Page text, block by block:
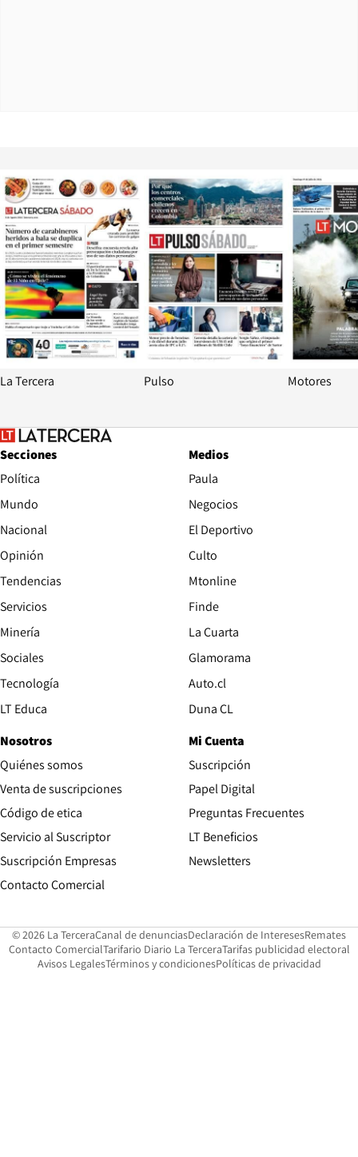
Opens in new window
La Tercera
Opens in
Pulso Motores
Secciones
Política
Mundo
Nacional
Opinión
Tendencias
Servicios
Minería
Sociales
Tecnología
LT Educa
Medios
Paula
Negocios
El Deportivo
Culto
Mtonline
Finde
La Cuarta
Glamorama
Auto.cl
Duna CL
Nosotros
Quiénes somos
Venta de suscripciones
Código de etica Opens in new window
Servicio al Suscriptor
Suscripción Empresas
Contacto Comercial
Mi Cuenta
Suscripción
Papel Digital
Preguntas Frecuentes
LT Beneficios
Newsletters
© 2026 La TerceraCanal de denunciasOpens in new window
Declaración de InteresesOpens in
Remates
Contacto ComercialOpens in new window
Tarifario Diario La TerceraOpens in new window
Tarifas publicidad electoral
Avisos LegalesOpens in new window
Términos y condicionesPolíticas de privacidad